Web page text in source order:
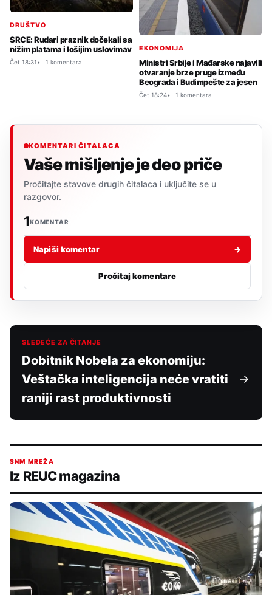
DRUŠTVO
SRCE: Rudari praznik dočekali sa
nižim platama i lošijim uslovimav
Čet 18:31 1 komentara
EKONOMIJA
Ministri Srbije i Mađarske najavili
otvaranje brze pruge između
Beograda i Budimpešte za jesen
Čet 18:24 1 komentara
KOMENTARI ČITALACA
Vaše mišljenje je deo priče
Pročitajte stavove drugih čitalaca i uključite se u
razgovor.
1KOMENTAR
Napiši komentar →
Pročitaj komentare
SLEDEĆE ZA ČITANJE
Dobitnik Nobela za ekonomiju:
Veštačka inteligencija neće vratiti
raniji rast produktivnosti
SNM MREŽA
Iz REUC magazina